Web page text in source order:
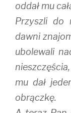
oddał mu
Przyszli do
dawni
ubolewali
mu dał
obrączkę.